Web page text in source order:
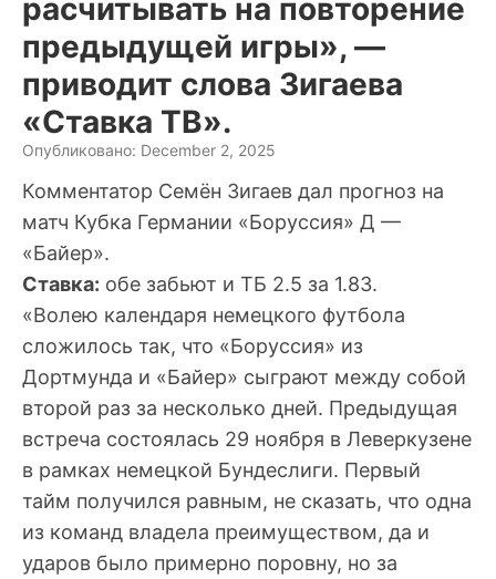
расчитывать на повторение
предыдущей игры», —
приводит слова Зигаева
«Ставка ТВ».
Опубликовано: December 2, 2025
Комментатор Семён Зигаев дал прогноз на
матч Кубка Германии «Боруссия» Д —
«Байер».
Ставка: обе забьют и ТБ 2.5 за 1.83.
«Волею календаря немецкого футбола
сложилось так, что «Боруссия» из
Дортмунда и «Байер» сыграют между собой
второй раз за несколько дней. Предыдущая
встреча состоялась 29 ноября в Леверкузене
в рамках немецкой Бундеслиги. Первый
тайм получился равным, не сказать, что одна
из команд владела преимуществом, да и
ударов было примерно поровну, но за